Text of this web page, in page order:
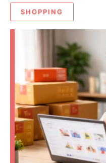
SHOPPING